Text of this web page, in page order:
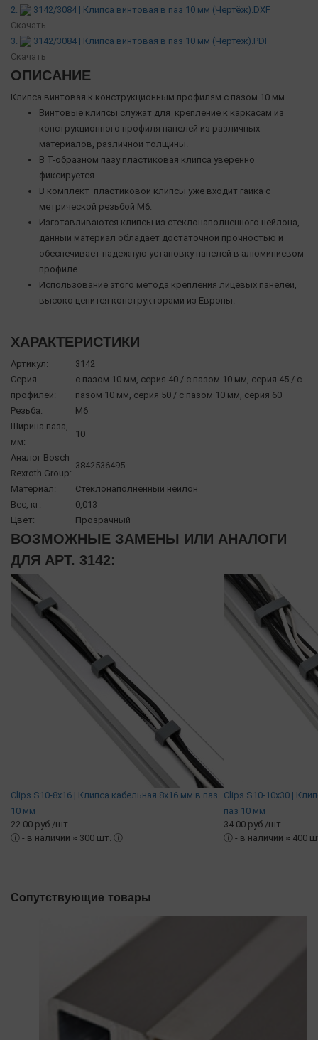
2.
3142/3084 | Клипса винтовая в паз 10 мм (Чертёж).DXF
Скачать
3.
3142/3084 | Клипса винтовая в паз 10 мм (Чертёж).PDF
Скачать
ОПИСАНИЕ
Клипса винтовая к конструкционным профилям с пазом 10 мм.
Винтовые клипсы служат для крепление к каркасам из
конструкционного профиля панелей из различных
материалов, различной толщины.
В Т-образном пазу пластиковая клипса уверенно
фиксируется.
В комплект пластиковой клипсы уже входит гайка с
метрической резьбой М6.
Изготавливаются клипсы из стеклонаполненного нейлона,
данный материал обладает достаточной прочностью и
обеспечивает надежную установку панелей в алюминиевом
профиле
Использование этого метода крепления лицевых панелей,
высоко ценится конструкторами из Европы.
ХАРАКТЕРИСТИКИ
Артикул:
3142
Серия
профилей:
с пазом 10 мм, серия 40 / с пазом 10 мм, серия 45 / с
пазом 10 мм, серия 50 / с пазом 10 мм, серия 60
Резьба:
М6
Ширина паза,
мм:
10
Аналог Bosch
Rexroth Group:
3842536495
Материал:
Стеклонаполненный нейлон
Вес, кг:
0,013
Цвет:
Прозрачный
ВОЗМОЖНЫЕ ЗАМЕНЫ ИЛИ АНАЛОГИ
ДЛЯ АРТ. 3142:
Clips S10-8x16 | Клипса кабельная 8х16 мм в паз
10 мм
22.00 руб./шт.
ⓘ - в наличии ≈ 300 шт. ⓘ
Clips S10-10x30 |
паз 10 мм
34.00 руб./шт.
ⓘ - в наличии ≈ 400
Сопутствующие товары